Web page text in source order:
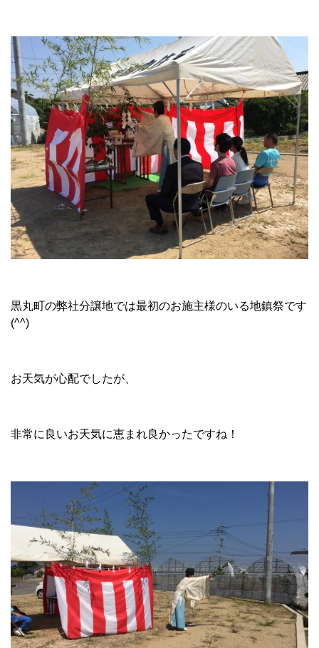
黒丸町の弊社分譲地では最初のお施主様のいる地鎮祭です
(^^)
お天気が心配でしたが、
非常に良いお天気に恵まれ良かったですね！